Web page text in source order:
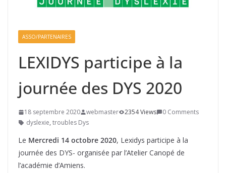
ASSO/PARTENAIRES
LEXIDYS participe à la
journée des DYS 2020
18 septembre 2020 webmaster 2354 Views
0 Comments
dyslexie, troubles Dys
Le Mercredi 14 octobre 2020, Lexidys participe à la
journée des DYS- organisée par l’Atelier Canopé de
l’académie d’Amiens.